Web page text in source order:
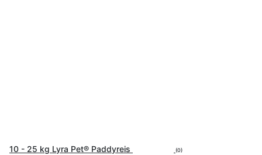
10 - 25 kg Lyra Pet® Paddyreis (0)